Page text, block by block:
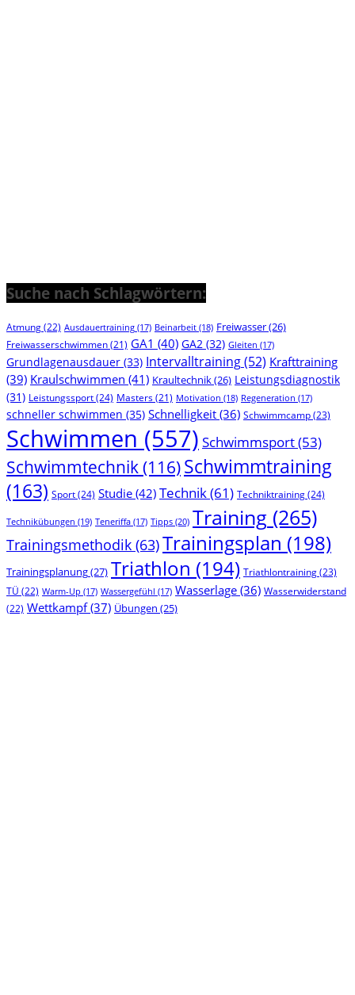
Suche nach Schlagwörtern:
Atmung(22) Ausdauertraining (17) Beinarbeit (18) Freiwasser(26)
Freiwasserschwimmen (21) GA1 (40) GA2 (32) Gleiten (17)
Grundlagenausdauer (33) Intervalltraining(52) Krafttraining
(39) Kraulschwimmen (41) Kraultechnik(26) Leistungsdiagnostik
(31) Leistungssport(24) Masters (21) Motivation (18) Regeneration (17)
schneller schwimmen (35) Schnelligkeit (36) Schwimmcamp(23)
Schwimmen (557) Schwimmsport(53)
Schwimmtechnik(116)Schwimmtraining
(163) Sport(24) Studie (42) Technik(61) Techniktraining(24)
Technikübungen (19) Teneriffa (17) Tipps (20) Training (265)
Trainingsmethodik (63)Trainingsplan (198)
Trainingsplanung(27) Triathlon (194) Triathlontraining(23)
TÜ (22) Warm-Up (17) Wassergefühl (17) Wasserlage (36) Wasserwiderstand
(22) Wettkampf(37) Übungen (25)